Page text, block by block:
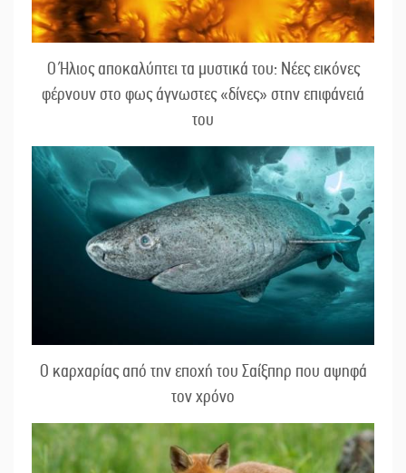
Ο Ήλιος αποκαλύπτει τα μυστικά του: Νέες εικόνες
φέρνουν στο φως άγνωστες «δίνες» στην επιφάνειά
του
Ο καρχαρίας από την εποχή του Σαίξπηρ που αψηφά
τον χρόνο